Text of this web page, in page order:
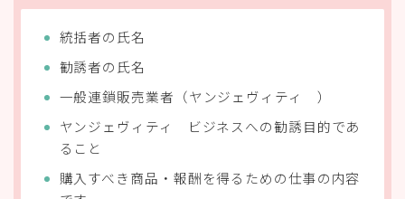
統括者の氏名
勧誘者の氏名
一般連鎖販売業者（ヤンジェヴィティ ）
ヤンジェヴィティ ビジネスへの勧誘目的であ
ること
購入すべき商品・報酬を得るための仕事の内容